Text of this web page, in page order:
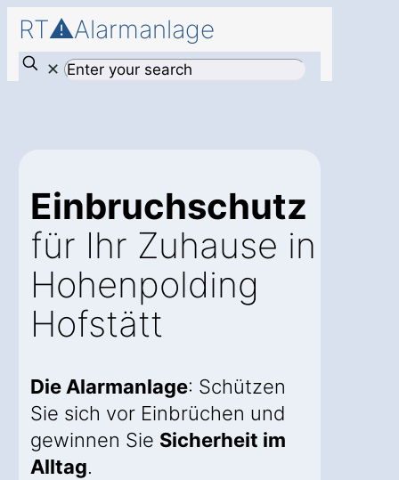
RT⚠️Alarmanlage
✕
Einbruchschutz
für Ihr Zuhause in
Hohenpolding
Hofstätt
Die Alarmanlage: Schützen
Sie sich vor Einbrüchen und
gewinnen Sie Sicherheit im
Alltag.